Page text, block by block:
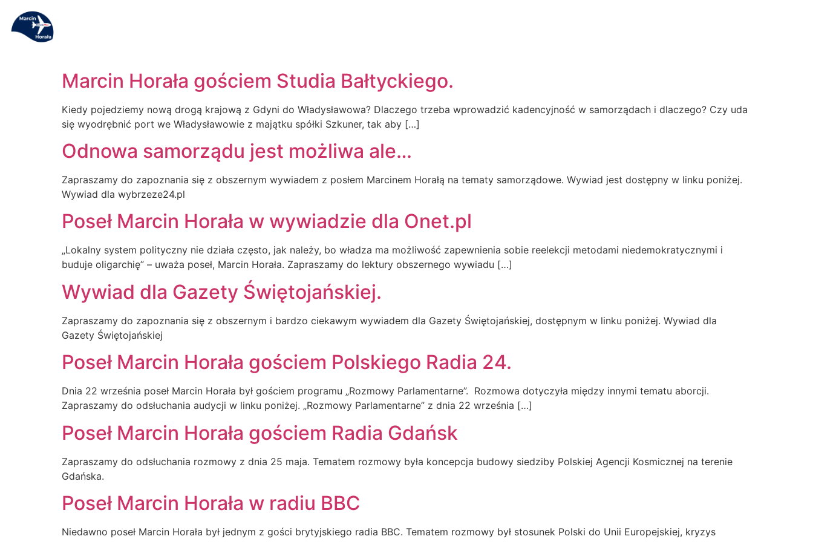
Marcin Horała gościem Studia Bałtyckiego.
Kiedy pojedziemy nową drogą krajową z Gdyni do Władysławowa? Dlaczego trzeba wprowadzić kadencyjność w samorządach i dlaczego? Czy uda
się wyodrębnić port we Władysławowie z majątku spółki Szkuner, tak aby […]
Odnowa samorządu jest możliwa ale…
Zapraszamy do zapoznania się z obszernym wywiadem z posłem Marcinem Horałą na tematy samorządowe. Wywiad jest dostępny w linku poniżej.
Wywiad dla wybrzeze24.pl
Poseł Marcin Horała w wywiadzie dla Onet.pl
„Lokalny system polityczny nie działa często, jak należy, bo władza ma możliwość zapewnienia sobie reelekcji metodami niedemokratycznymi i
buduje oligarchię” – uważa poseł, Marcin Horała. Zapraszamy do lektury obszernego wywiadu […]
Wywiad dla Gazety Świętojańskiej.
Zapraszamy do zapoznania się z obszernym i bardzo ciekawym wywiadem dla Gazety Świętojańskiej, dostępnym w linku poniżej. Wywiad dla
Gazety Świętojańskiej
Poseł Marcin Horała gościem Polskiego Radia 24.
Dnia 22 września poseł Marcin Horała był gościem programu „Rozmowy Parlamentarne”. Rozmowa dotyczyła między innymi tematu aborcji.
Zapraszamy do odsłuchania audycji w linku poniżej. „Rozmowy Parlamentarne” z dnia 22 września […]
Poseł Marcin Horała gościem Radia Gdańsk
Zapraszamy do odsłuchania rozmowy z dnia 25 maja. Tematem rozmowy była koncepcja budowy siedziby Polskiej Agencji Kosmicznej na terenie
Gdańska.
Poseł Marcin Horała w radiu BBC
Niedawno poseł Marcin Horała był jednym z gości brytyjskiego radia BBC. Tematem rozmowy był stosunek Polski do Unii Europejskiej, kryzys